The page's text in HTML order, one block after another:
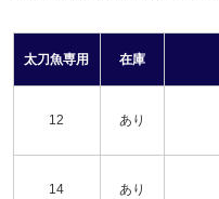
太刀魚専用 在庫
12 あり
14 あり